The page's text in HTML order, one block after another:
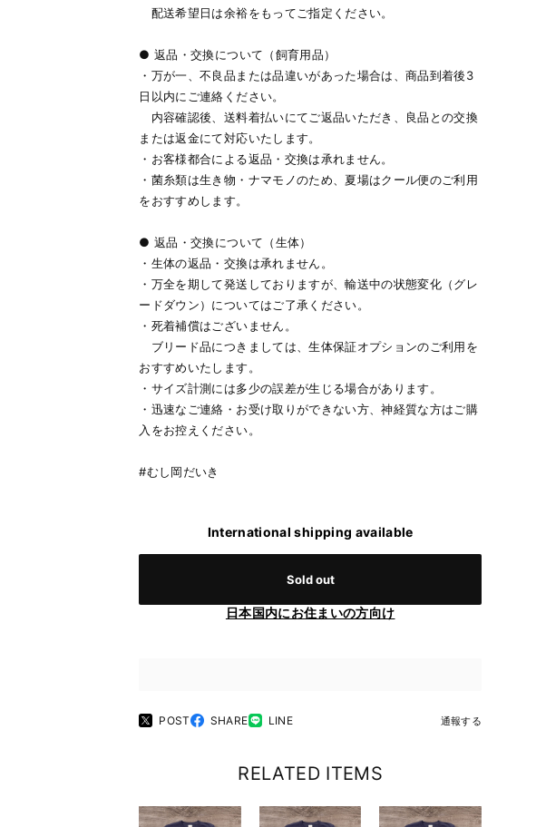
配送希望日は余裕をもってご指定ください。
● 返品・交換について（飼育用品）
・万が一、不良品または品違いがあった場合は、商品到着後3
日以内にご連絡ください。
内容確認後、送料着払いにてご返品いただき、良品との交換
または返金にて対応いたします。
・お客様都合による返品・交換は承れません。
・菌糸類は生き物・ナマモノのため、夏場はクール便のご利用
をおすすめします。
● 返品・交換について（生体）
・生体の返品・交換は承れません。
・万全を期して発送しておりますが、輸送中の状態変化（グレ
ードダウン）についてはご了承ください。
・死着補償はございません。
ブリード品につきましては、生体保証オプションのご利用を
おすすめいたします。
・サイズ計測には多少の誤差が生じる場合があります。
・迅速なご連絡・お受け取りができない方、神経質な方はご購
入をお控えください。
#むし岡だいき
International shipping available
Sold out
日本国内にお住まいの方向け
POST SHARE LINE 通報する
RELATED ITEMS